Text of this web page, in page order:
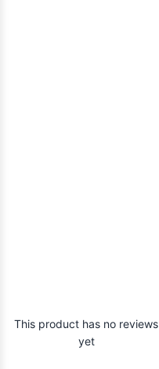
This product has no reviews
yet